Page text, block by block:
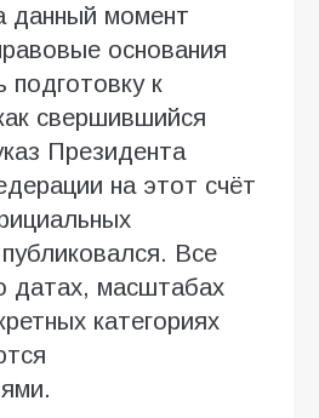
данный момент
основания
подготовку к
свершившийся
Президента
на этот счёт
Все
датах, масштабах
категориях